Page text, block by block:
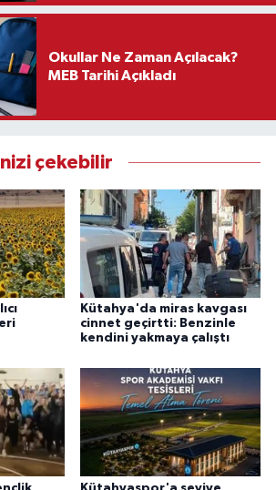
Okullar Ne Zaman Açılacak?
MEB Tarihi Açıkladı
çekebilir
Kütahya'da miras kavgası
cinnet geçirtti: Benzinle
kendini yakmaya çalıştı